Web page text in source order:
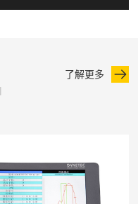
了解更多